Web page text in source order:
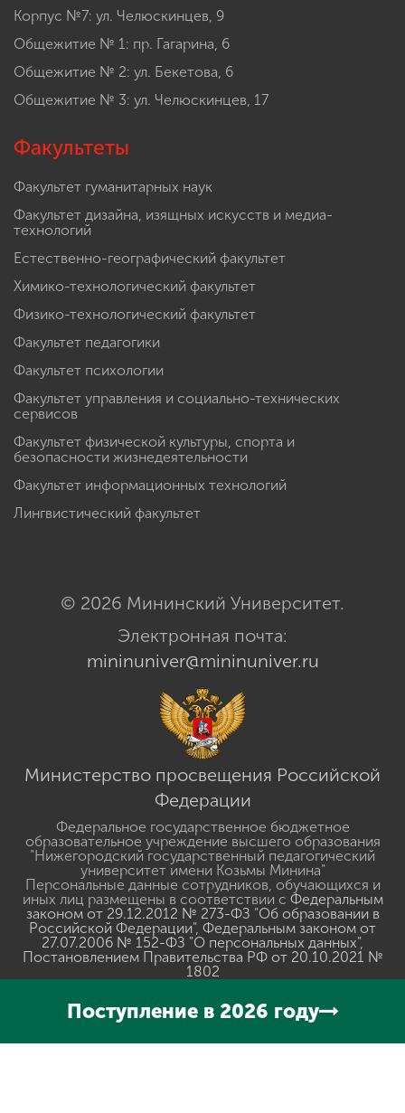
Корпус №7: ул. Челюскинцев, 9
Общежитие № 1: пр. Гагарина, 6
Общежитие № 2: ул. Бекетова, 6
Общежитие № 3: ул. Челюскинцев, 17
Факультеты
Факультет гуманитарных наук
Факультет дизайна, изящных искусств и медиа-
технологий
Естественно-географический факультет
Химико-технологический факультет
Физико-технологический факультет
Факультет педагогики
Факультет психологии
Факультет управления и социально-технических
сервисов
Факультет физической культуры, спорта и
безопасности жизнедеятельности
Факультет информационных технологий
Лингвистический факультет
© 2026 Мининский Университет.
Электронная почта:
mininuniver@mininuniver.ru
Министерство просвещения Российской
Федерации
Федеральное государственное бюджетное
образовательное учреждение высшего образования
"Нижегородский государственный педагогический
университет имени Козьмы Минина"
Персональные данные сотрудников, обучающихся и
иных лиц размещены в соответствии с Федеральным
законом от 29.12.2012 № 273-ФЗ "Об образовании в
Российской Федерации", Федеральным законом от
27.07.2006 № 152-ФЗ "О персональных данных",
Постановлением Правительства РФ от 20.10.2021 №
1802
имущественного характера руководителей
Разработано в
Поступление в 2026 году